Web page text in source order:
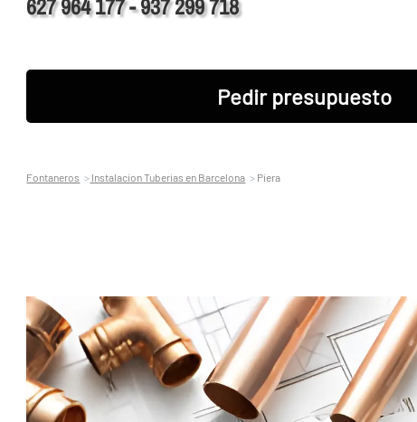
627 964 177 - 937 299 718
Pedir presupuesto
Fontaneros Instalacion Tuberias en Barcelona Piera